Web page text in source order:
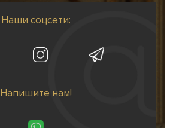
Наши соцсети:
Напишите нам!